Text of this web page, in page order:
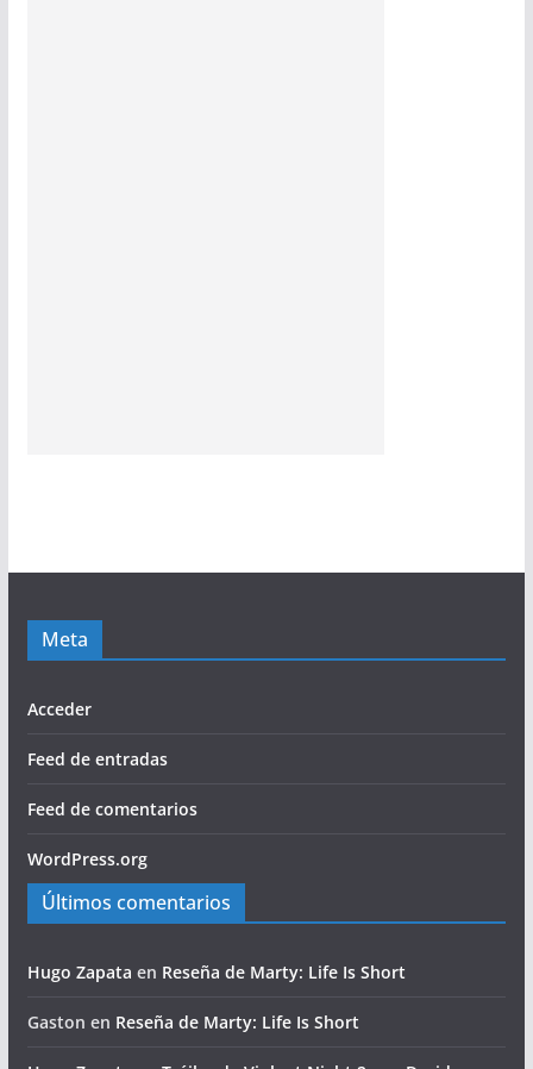
Meta
Acceder
Feed de entradas
Feed de comentarios
WordPress.org
Últimos comentarios
Hugo Zapata en Reseña de Marty: Life Is Short
Gaston en Reseña de Marty: Life Is Short